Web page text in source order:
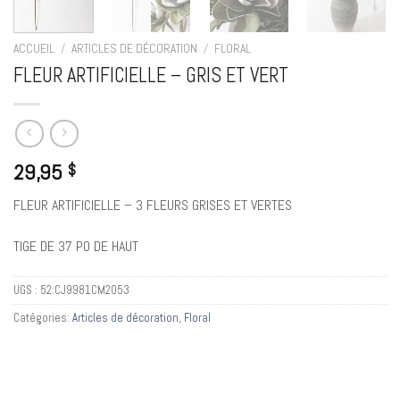
ACCUEIL / ARTICLES DE DÉCORATION / FLORAL
FLEUR ARTIFICIELLE – GRIS ET VERT
29,95 $
FLEUR ARTIFICIELLE – 3 FLEURS GRISES ET VERTES
TIGE DE 37 PO DE HAUT
UGS : 52:CJ9981CM2053
Catégories: Articles de décoration, Floral